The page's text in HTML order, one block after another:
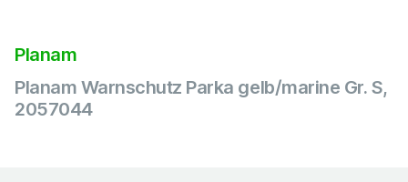
Planam
Planam Warnschutz Parka gelb/marine Gr. S,
2057044